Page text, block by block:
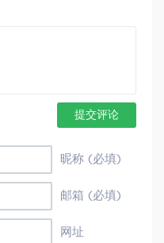
提交评论
昵称 (必填)
邮箱 (必填)
网址